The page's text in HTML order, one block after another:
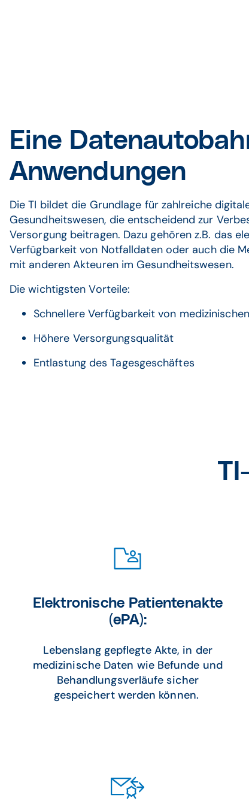
Eine
Anwendungen
Die TI bildet die Grundlage für zahlreiche
Gesundheitswesen, die entscheidend zur
Versorgung beitragen. Dazu gehören z.B. das
Verfügbarkeit von Notfalldaten oder auch die
mit anderen Akteuren im Gesundheitswesen.
Die wichtigsten Vorteile:
Schnellere Verfügbarkeit von
Höhere Versorgungsqualität
Entlastung des Tagesgeschäftes
Elektronische Patientenakte
(ePA):
Lebenslang gepflegte Akte, in der
medizinische Daten wie Befunde und
Behandlungsverläufe sicher
gespeichert werden können.